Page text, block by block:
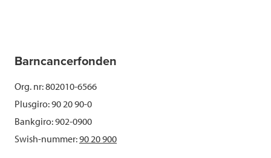
Barncancerfonden
Org. nr: 802010-6566
Plusgiro: 90 20 90-0
Bankgiro: 902-0900
Swish-nummer:90 20 900